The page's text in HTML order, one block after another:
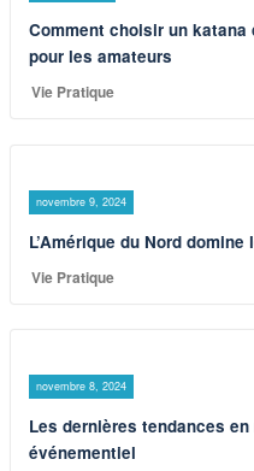
Comment choisir un
pour les amateurs
Vie Pratique
novembre 9, 2024
L’Amérique du Nord
Vie Pratique
novembre 8, 2024
Les dernières tendances
événementiel